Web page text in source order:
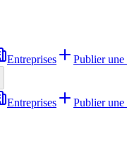
Entreprises Publier
Entreprises Publier